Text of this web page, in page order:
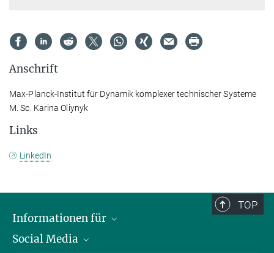
Anschrift
Max-Planck-Institut für Dynamik komplexer technischer Systeme
M. Sc. Karina Oliynyk
Links
LinkedIn
TOP
Informationen für
Wissenschaftlerinnen und Wissenschaftler
Social Media